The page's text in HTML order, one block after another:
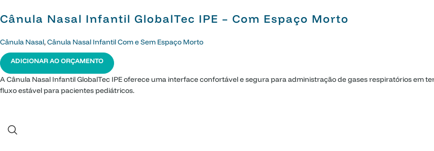
Cânula Nasal Infantil GlobalTec IPE – Com Espaço Morto
Cânula Nasal,Cânula Nasal Infantil Com e Sem Espaço Morto
ADICIONAR AO ORÇAMENTO
A Cânula Nasal Infantil GlobalTec IPE oferece uma interface confortável e segura para administração de gases respiratórios em
fluxo estável para pacientes pediátricos.